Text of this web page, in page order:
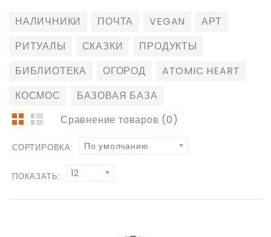
НАЛИЧНИКИ ПОЧТА VEGAN
АРТ
РИТУАЛЫ
СКАЗКИ
ПРОДУКТЫ
БИБЛИОТЕКА
ОГОРОД
ATOMIC HEART
КОСМОС
БАЗОВАЯ БАЗА
Сравнение товаров (0)
СОРТИРОВКА: По умолчанию
ПОКАЗАТЬ: 12